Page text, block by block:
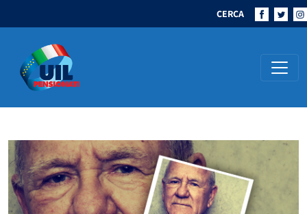
CERCA
Navigazione principale